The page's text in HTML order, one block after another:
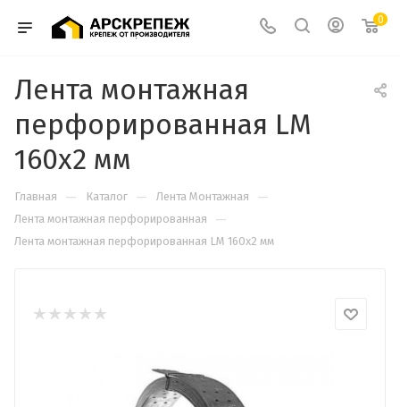
0
Лента монтажная
перфорированная LM
160х2 мм
Главная — Каталог — Лента Монтажная —
Лента монтажная перфорированная —
Лента монтажная перфорированная LM 160х2 мм